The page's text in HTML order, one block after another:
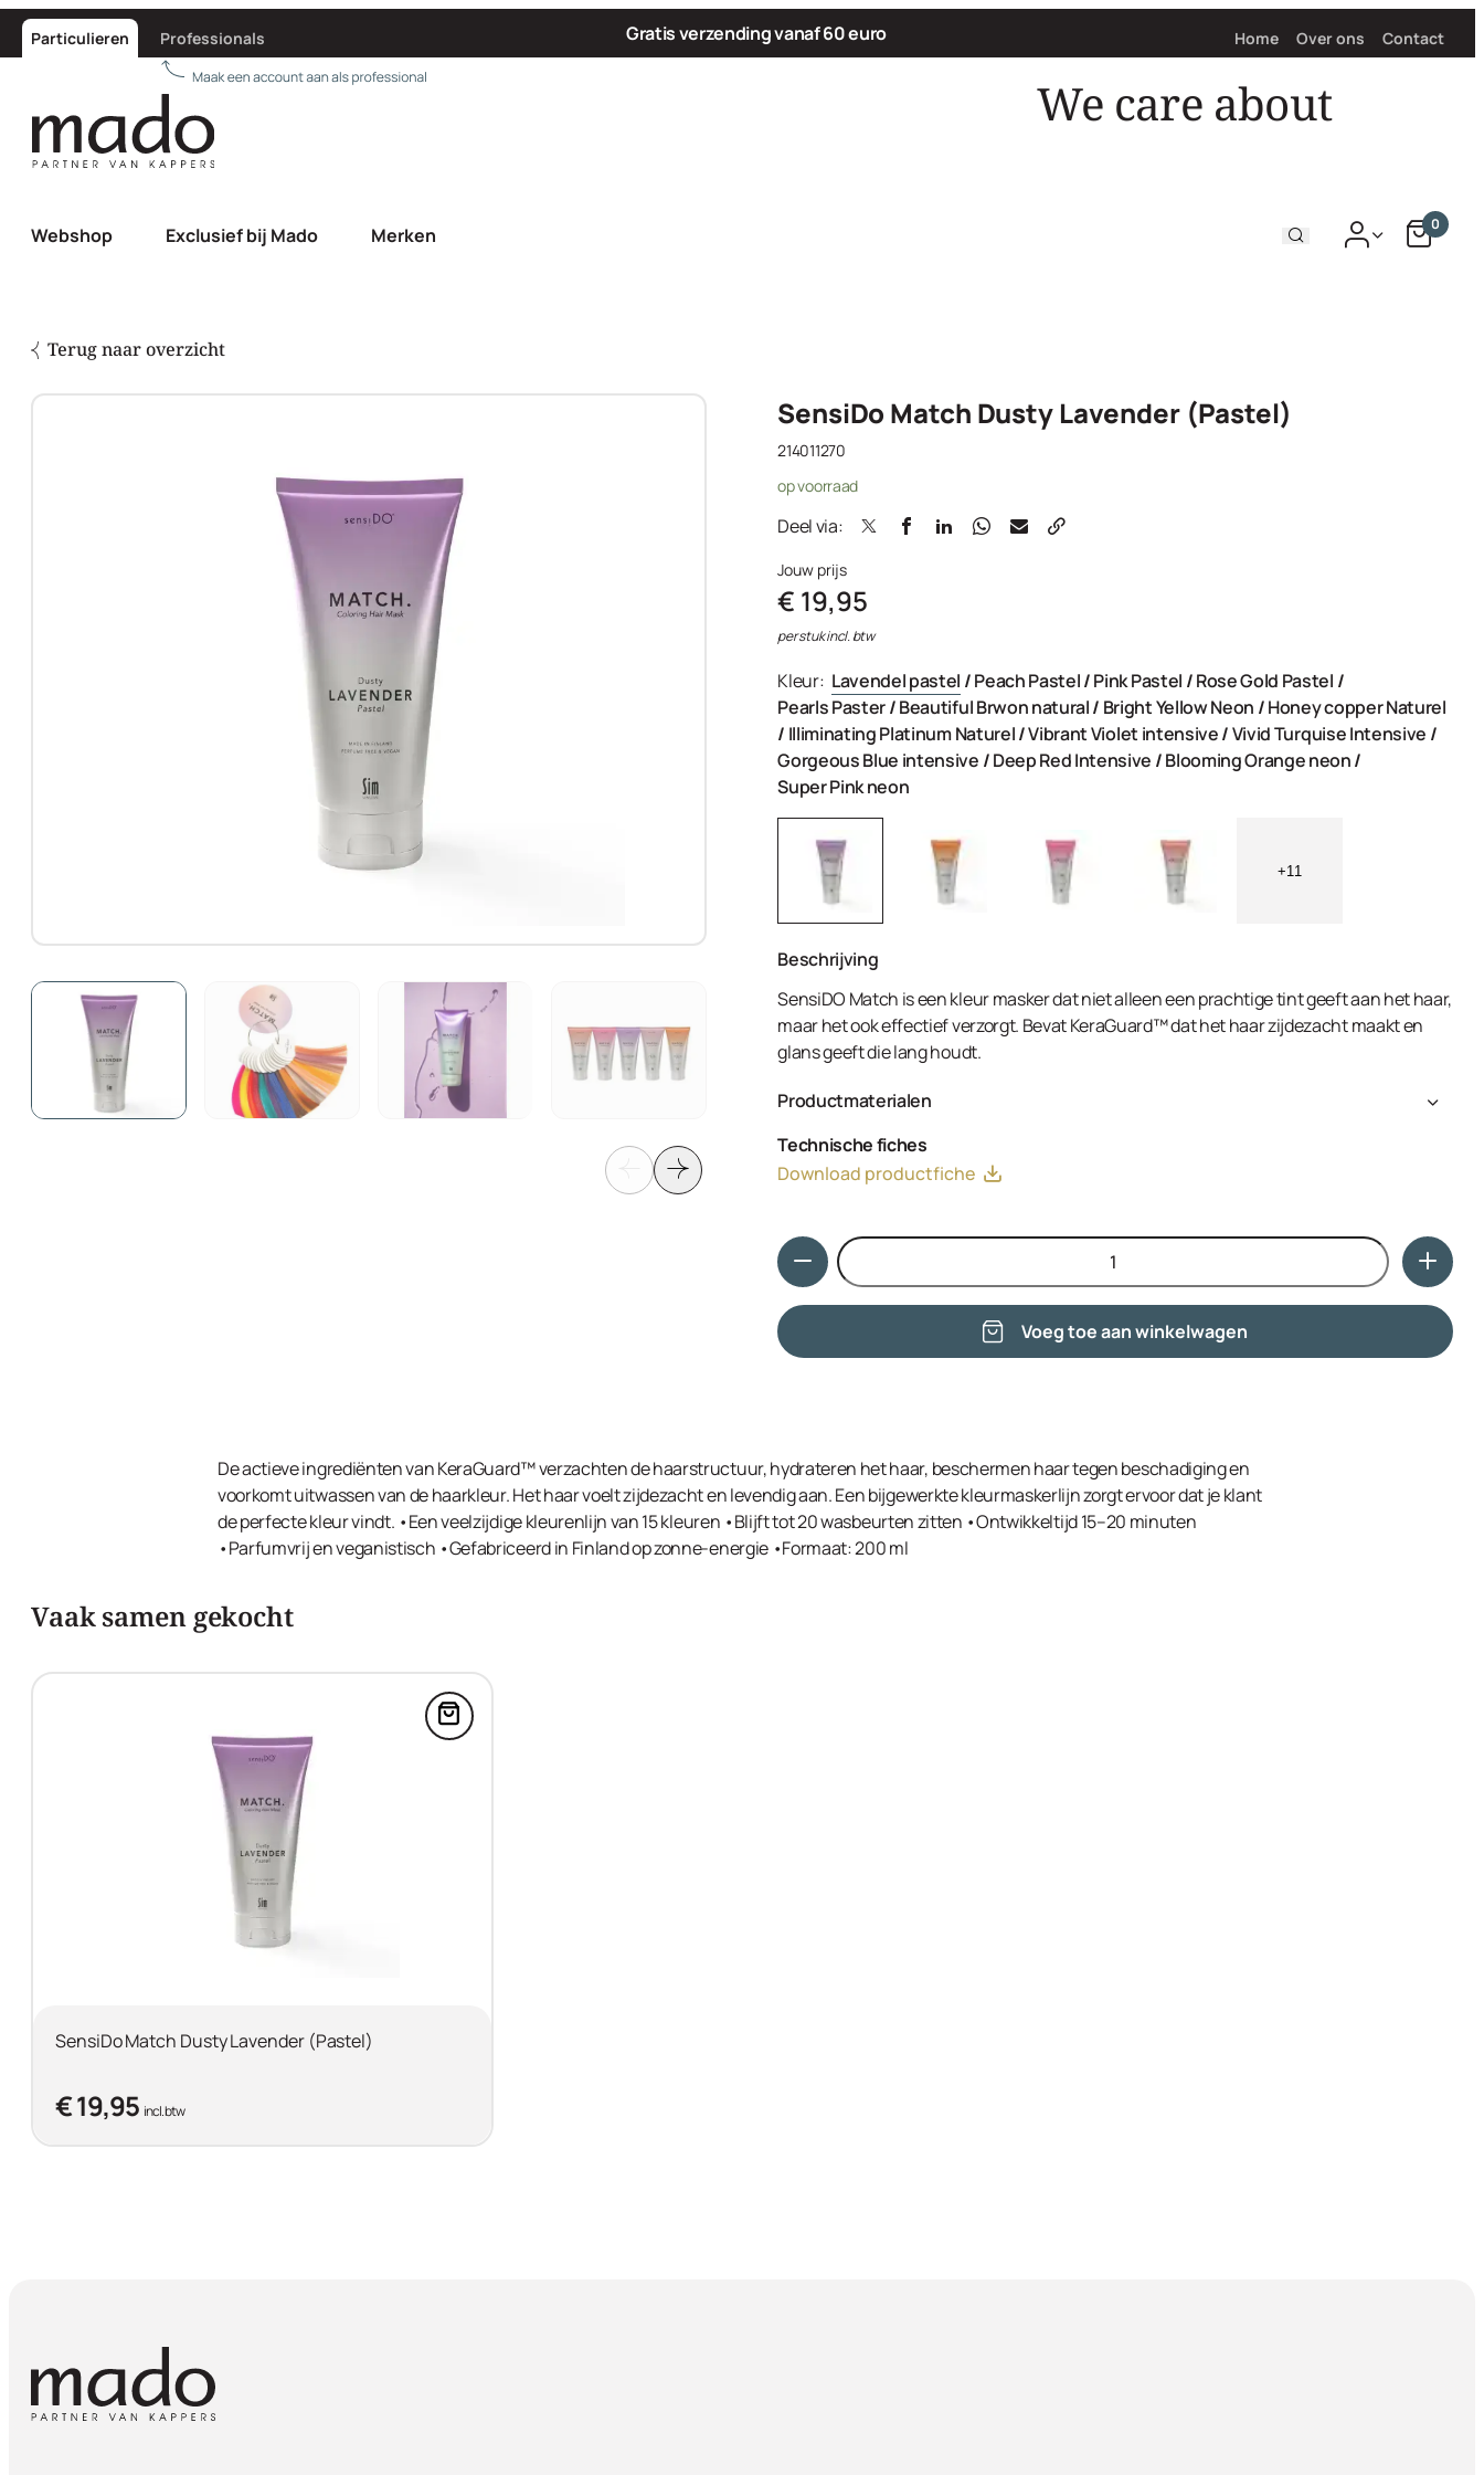
Particulieren Professionals Gratis verzending vanaf 60 euro Home Over ons Contact
We care about
Webshop Exclusief bij Mado Merken 0
Terug naar overzicht
SensiDo Match Dusty Lavender (Pastel)
214011270
op voorraad
Deel via:
Jouw prijs
€ 19,95
per stuk incl. btw
Kleur: Lavendel pastel /Peach Pastel/Pink Pastel /Rose Gold Pastel /
Pearls Paster/Beautiful Brwon natural/ Bright Yellow Neon /Honey copper Naturel
/ Illiminating Platinum Naturel/Vibrant Violet intensive/Vivid Turquise Intensive /
Gorgeous Blue intensive /Deep Red Intensive /Blooming Orange neon/
Super Pink neon
+11
Beschrijving
SensiDO Match is een kleur masker dat niet alleen een prachtige tint geeft aan het haar,
maar het ook effectief verzorgt. Bevat KeraGuard™ dat het haar zijdezacht maakt en
glans geeft die lang houdt.
Productmaterialen
Quaternium-87, Dipalmitoylethyl Hydroxyethylmonium Methosulfate, Caesalpinia
Spinosa Fruit Pod Extract / Caesalpinia Spinosa Fruit Extract, Helianthus Annuus
Octyldodecyl Myristate, Ceteareth-20, Cetrimonium Chloride, Ethylhexylglycerin,
Quaternium-80, Basic Blue 99, Basic Violet 16, Citric Acid, Phenoxyethanol, Sodium
Benzoate, Isopropyl Alcohol, Sodium Hydroxide.
Technische fiches
Download productfiche
Hoeveelheid
Voeg toe aan winkelwagen
De actieve ingrediënten van KeraGuard™ verzachten de haarstructuur, hydrateren het haar, beschermen haar tegen beschadiging en
voorkomt uitwassen van de haarkleur. Het haar voelt zijdezacht en levendig aan. Een bijgewerkte kleurmaskerlijn zorgt ervoor dat je klant
de perfecte kleur vindt. •Een veelzijdige kleurenlijn van 15 kleuren •Blijft tot 20 wasbeurten zitten •Ontwikkeltijd 15–20 minuten
•Parfumvrij en veganistisch •Gefabriceerd in Finland op zonne-energie •Formaat: 200 ml
Vaak samen gekocht
Voeg SensiDo Match Dusty Lavender (Pastel) in de winkelwagen
SensiDo Match Dusty Lavender (Pastel)
€ 19,95 incl. btw